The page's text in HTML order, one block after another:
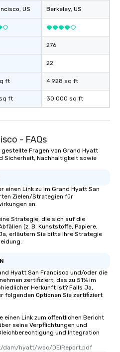
, US
ft
ft
Berkeley, US
276
22
4.928 sq ft
30.000 sq ft
- FAQs
gestellte Fragen von Grand Hyatt
Sicherheit, Nachhaltigkeit sowie
einen Link zu im Grand Hyatt San
Zielen/Strategien für
an.
Strategie, die sich auf die
(z. B. Kunststoffe, Papiere,
erläutern Sie bitte Ihre Strategie
Hyatt San Francisco und/oder die
zertifiziert, das zu 51% im
Herkunft ist? Falls Ja,
folgenden Optionen Sie zertifiziert
einen Link zum öffentlichen Bericht
seine Verpflichtungen und
und Integration
hyatt/woc/DEIReport.pdf